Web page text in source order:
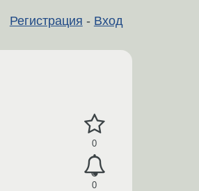
Регистрация - Вход
0
0